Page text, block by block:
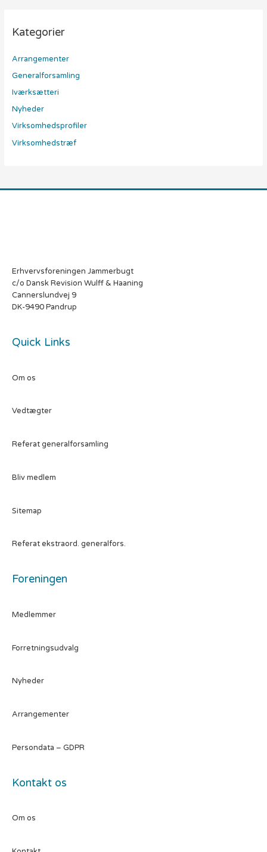
Kategorier
Arrangementer
Generalforsamling
Iværksætteri
Nyheder
Virksomhedsprofiler
Virksomhedstræf
Erhvervsforeningen Jammerbugt
c/o Dansk Revision Wulff & Haaning
Cannerslundvej 9
DK-9490 Pandrup
Quick Links
Om os
Vedtægter
Referat generalforsamling
Bliv medlem
Sitemap
Referat ekstraord. generalfors.
Foreningen
Medlemmer
Forretningsudvalg
Nyheder
Arrangementer
Persondata – GDPR
Kontakt os
Om os